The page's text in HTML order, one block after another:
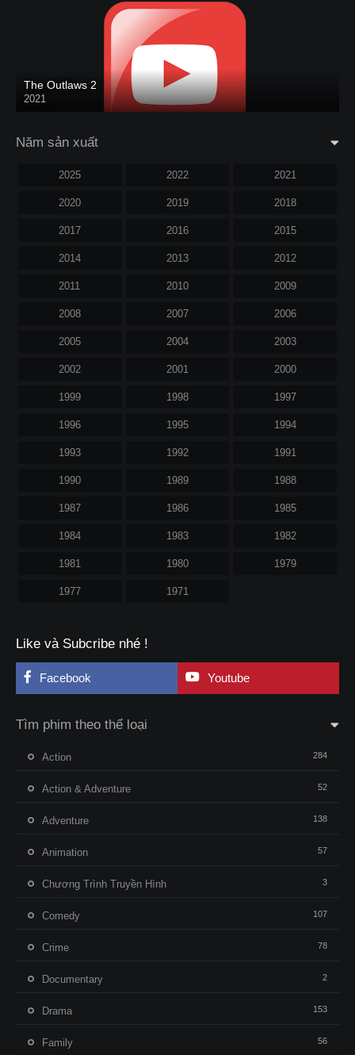
The Outlaws 2
2021
Năm sản xuất
2025 2022 2021
2020 2019 2018
2017 2016 2015
2014 2013 2012
2011 2010 2009
2008 2007 2006
2005 2004 2003
2002 2001 2000
1999 1998 1997
1996 1995 1994
1993 1992 1991
1990 1989 1988
1987 1986 1985
1984 1983 1982
1981 1980 1979
1977 1971
Like và Subcribe nhé !
Facebook Youtube
Tìm phim theo thể loại
Action 284
Action & Adventure 52
Adventure 138
Animation 57
Chương Trình Truyền Hình 3
Comedy 107
Crime 78
Documentary 2
Drama 153
Family 56